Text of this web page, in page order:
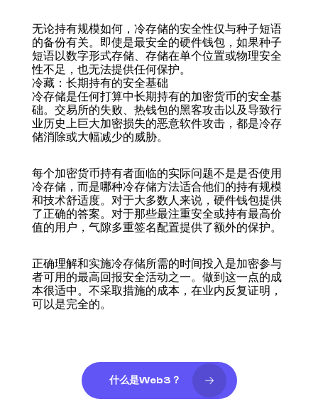
无论持有规模如何，冷存储的安全性仅与种子短语
的备份有关。即使是最安全的硬件钱包，如果种子
短语以数字形式存储、存储在单个位置或物理安全
性不足，也无法提供任何保护。
冷藏：长期持有的安全基础
冷存储是任何打算中长期持有的加密货币的安全基
础。交易所的失败、热钱包的黑客攻击以及导致行
业历史上巨大加密损失的恶意软件攻击，都是冷存
储消除或大幅减少的威胁。
每个加密货币持有者面临的实际问题不是是否使用
冷存储，而是哪种冷存储方法适合他们的持有规模
和技术舒适度。对于大多数人来说，硬件钱包提供
了正确的答案。对于那些最注重安全或持有最高价
值的用户，气隙多重签名配置提供了额外的保护。
正确理解和实施冷存储所需的时间投入是加密参与
者可用的最高回报安全活动之一。做到这一点的成
本很适中。不采取措施的成本，在业内反复证明，
可以是完全的。
什么是Web3？